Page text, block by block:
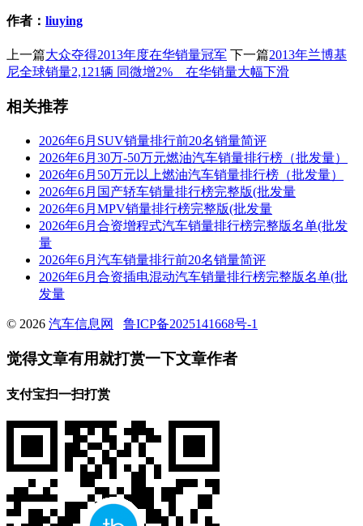
作者： liuying
上一篇大众夺得2013年度在华销量冠军 下一篇2013年兰博基
尼全球销量2,121辆 同微增2% 在华销量大幅下滑
相关推荐
2026年6月SUV销量排行前20名销量简评
2026年6月30万-50万元燃油汽车销量排行榜（批发量）
2026年6月50万元以上燃油汽车销量排行榜（批发量）
2026年6月国产轿车销量排行榜完整版(批发量
2026年6月MPV销量排行榜完整版(批发量
2026年6月合资增程式汽车销量排行榜完整版名单(批发
量
2026年6月汽车销量排行前20名销量简评
2026年6月合资插电混动汽车销量排行榜完整版名单(批
发量
© 2026 汽车信息网 鲁ICP备2025141668号-1
觉得文章有用就打赏一下文章作者
支付宝扫一扫打赏